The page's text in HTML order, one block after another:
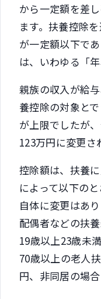
から一定額を差
ます。扶養控除
が一定額以下で
は、いわゆる「
親族の収入が給
養控除の対象と
が上限でしたが
123万円に変更さ
控除額は、扶養
によって以下の
自体に変更はあり
配偶者などの扶
19歳以上23歳未
70歳以上の老人
円、非同居の場